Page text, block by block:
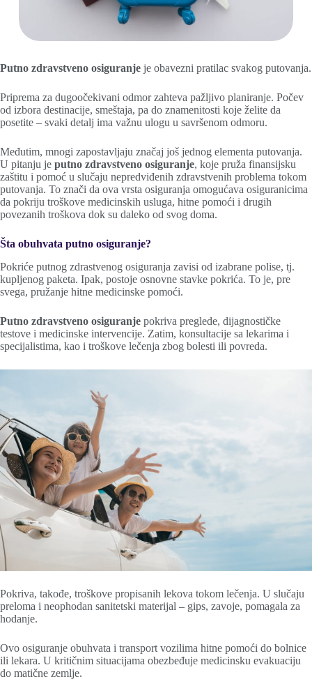
Putno zdravstveno osiguranje je obavezni pratilac svakog putovanja.
Priprema za dugoočekivani odmor zahteva pažljivo planiranje. Počev
od izbora destinacije, smeštaja, pa do znamenitosti koje želite da
posetite – svaki detalj ima važnu ulogu u savršenom odmoru.
Međutim, mnogi zapostavljaju značaj još jednog elementa putovanja.
U pitanju je putno zdravstveno osiguranje, koje pruža finansijsku
zaštitu i pomoć u slučaju nepredviđenih zdravstvenih problema tokom
putovanja. To znači da ova vrsta osiguranja omogućava osiguranicima
da pokriju troškove medicinskih usluga, hitne pomoći i drugih
povezanih troškova dok su daleko od svog doma.
Šta obuhvata putno osiguranje?
Pokriće putnog zdrastvenog osiguranja zavisi od izabrane polise, tj.
kupljenog paketa. Ipak, postoje osnovne stavke pokrića. To je, pre
svega, pružanje hitne medicinske pomoći.
Putno zdravstveno osiguranje pokriva preglede, dijagnostičke
testove i medicinske intervencije. Zatim, konsultacije sa lekarima i
specijalistima, kao i troškove lečenja zbog bolesti ili povreda.
Pokriva, takođe, troškove propisanih lekova tokom lečenja. U slučaju
preloma i neophodan sanitetski materijal – gips, zavoje, pomagala za
hodanje.
Ovo osiguranje obuhvata i transport vozilima hitne pomoći do bolnice
ili lekara. U kritičnim situacijama obezbeđuje medicinsku evakuaciju
do matične zemlje.